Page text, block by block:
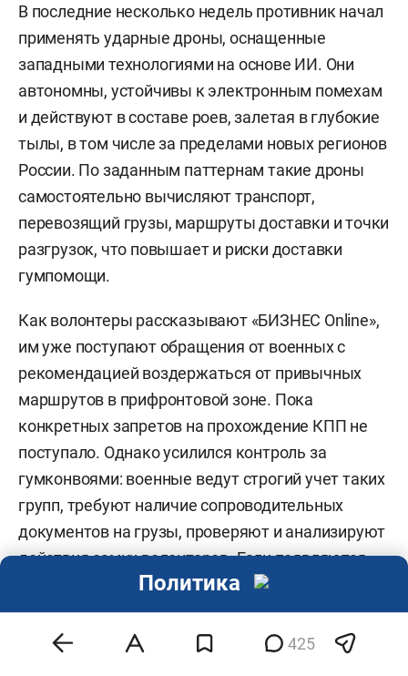
В последние несколько недель противник начал
применять ударные дроны, оснащенные
западными технологиями на основе ИИ. Они
автономны, устойчивы к электронным помехам
и действуют в составе роев, залетая в глубокие
тылы, в том числе за пределами новых регионов
России. По заданным паттернам такие дроны
самостоятельно вычисляют транспорт,
перевозящий грузы, маршруты доставки и точки
разгрузок, что повышает и риски доставки
гумпомощи.
Как волонтеры рассказывают «БИЗНЕС Online»,
им уже поступают обращения от военных с
рекомендацией воздержаться от привычных
маршрутов в прифронтовой зоне. Пока
конкретных запретов на прохождение КПП не
поступало. Однако усилился контроль за
гумконвоями: военные ведут строгий учет таких
групп, требуют наличие сопроводительных
документов на грузы, проверяют и анализируют
действия самих волонтеров. Если появляются
какие-то сомнения в том, как последние
оценивают риски прохождения через границу, то
фуру могут развернуть.
425
Политика